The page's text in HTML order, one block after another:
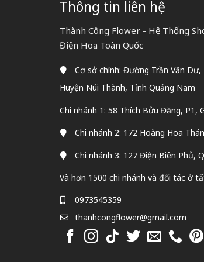
Thông tin liên hệ
Thành Công Flower - Hệ Thống
Điện Hoa Toàn Quốc
Cơ sở chính: Đường Trần Văn
Huyện Núi Thành, Tỉnh Quảng Nam
Chi nhánh 1: 58 Thích Bửu Đăng, P1,
Chi nhánh 2: 172 Hoàng Hoa
Chi nhánh 3: 127 Điện Biên Phủ,
Và hơn 1500 chi nhánh và đối tác ở
0973545359
thanhcongflower@gmail.com